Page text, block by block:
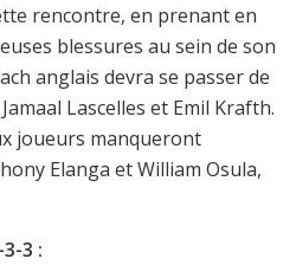
rencontre, en prenant en
blessures au sein de son
anglais devra se passer de
Lascelles et Emil Krafth.
joueurs manqueront
Elanga et William Osula,
3 :